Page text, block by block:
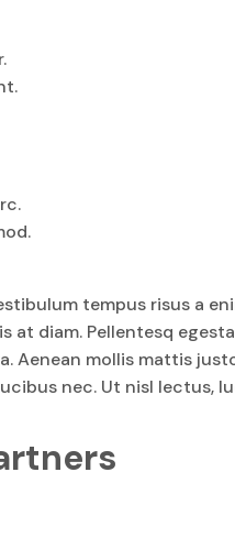
tempus risus a
at diam. Pellentesq
Aenean mollis mattis
nec. Ut nisl lectus,